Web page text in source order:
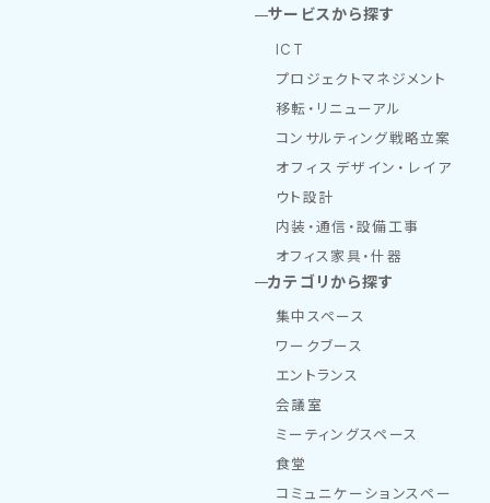
サービスから探す
ICT
プロジェクトマネジメント
移転・リニューアル
コンサルティング戦略立案
オフィスデザイン・レイア
ウト設計
内装・通信・設備工事
オフィス家具・什器
カテゴリから探す
集中スペース
ワークブース
エントランス
会議室
ミーティングスペース
食堂
コミュニケーションスペー